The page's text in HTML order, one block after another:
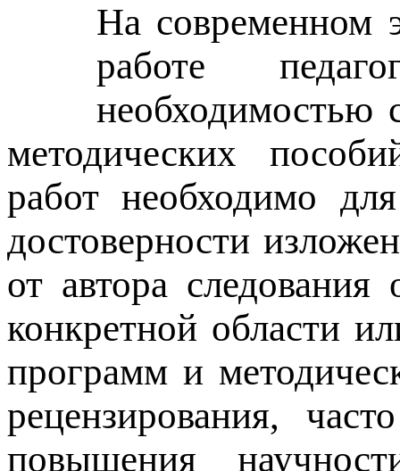
На современном
работе
необходимостью
методических
работ необходимо
достоверности
от автора
конкретной области
программ и
рецензирования,
повышения